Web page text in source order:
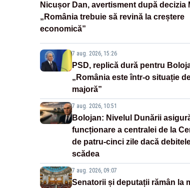
Nicușor Dan, avertisment după decizia
„România trebuie să revină la creștere
economică”
7 aug. 2026, 15:26
PSD, replică dură pentru
„România este într-o situație
majoră”
7 aug. 2026, 10:51
Bolojan: Nivelul Dunării
funcționare a centralei de la
de patru-cinci zile dacă
scădea
7 aug. 2026, 09:07
Senatorii și deputații rămân la